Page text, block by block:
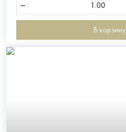
В корзину